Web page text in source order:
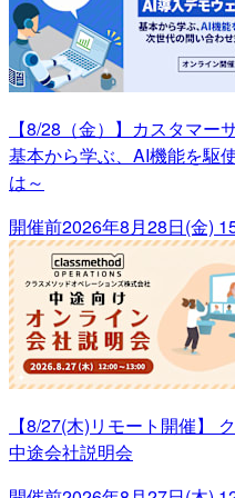
【8/28（金）】カスタマ
基本から学ぶ、AI機能を駆
は～
開催前2026年8月28日(金)
【8/27(木)リモート開催】
中途会社説明会